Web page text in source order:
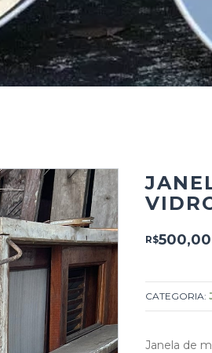
R$500,00
CATEGORIA:
Janela de